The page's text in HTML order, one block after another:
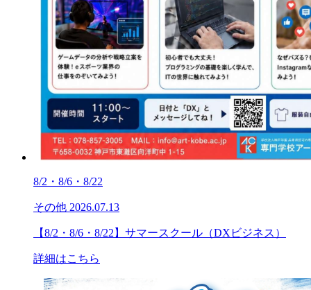
8/2・8/6・8/22
その他 2026.07.13
【8/2・8/6・8/22】サマースクール（DXビジネス）
詳細はこちら